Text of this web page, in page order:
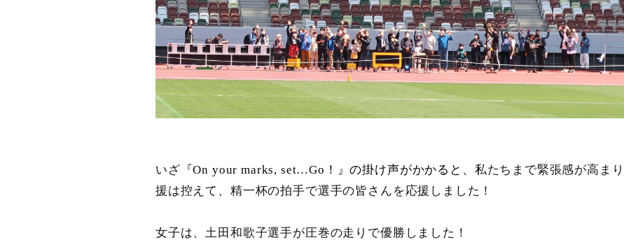
いざ 『On your marks, set…Go！』の掛け声がかかると、 私たちまで緊張感が高ま
援は控えて、精一杯の拍手で選手の皆さんを応援しました！
女子は、土田和歌子選手が圧巻の走りで優勝しました！